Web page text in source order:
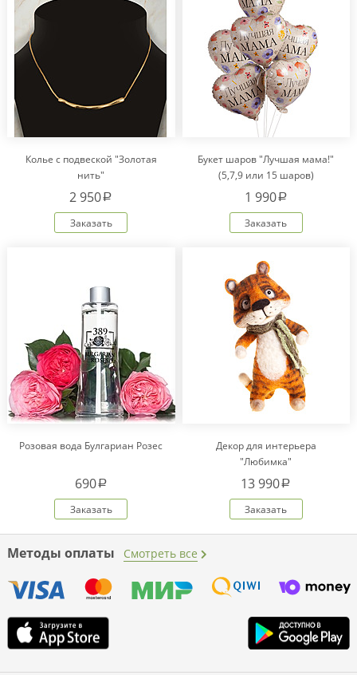
Колье с подвеской "Золотая
нить"
2 950a
Заказать
Букет шаров "Лучшая мама!"
(5,7,9 или 15 шаров)
1 990a
Заказать
Розовая вода Булгариан Розес
690a
Заказать
Декор для интерьера
"Любимка"
13 990a
Заказать
Методы оплаты Смотреть все